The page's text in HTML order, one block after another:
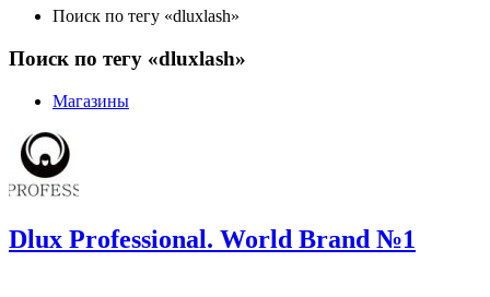
Поиск по тегу «dluxlash»
Поиск по тегу «dluxlash»
Магазины
Dlux Professional. World Brand №1